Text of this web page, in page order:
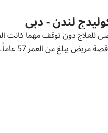
لندن - دبي
للعلاج دون توقف مهما كانت
تبقى الحاجة إلى الرعاية العصبية المتخصصة في